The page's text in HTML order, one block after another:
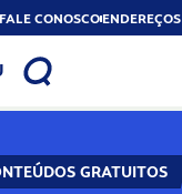
CONOSCOENDEREÇOS
GRATUITOS